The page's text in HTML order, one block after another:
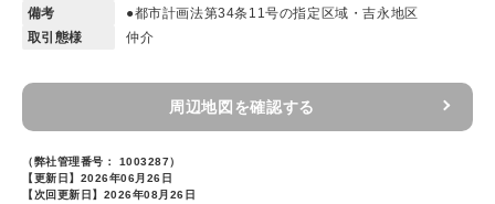
備考
●都市計画法第34条11号の指定区域・吉永地区
取引態様
仲介
周辺地図を確認する
（弊社管理番号： 1003287）
【更新日】2026年06月26日
【次回更新日】2026年08月26日